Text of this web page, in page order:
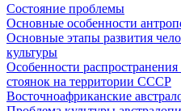
Состояние проблемы
Основные особенности
Основные этапы развития
культуры
Особенности
стоянок на территории СССР
Восточноафриканские